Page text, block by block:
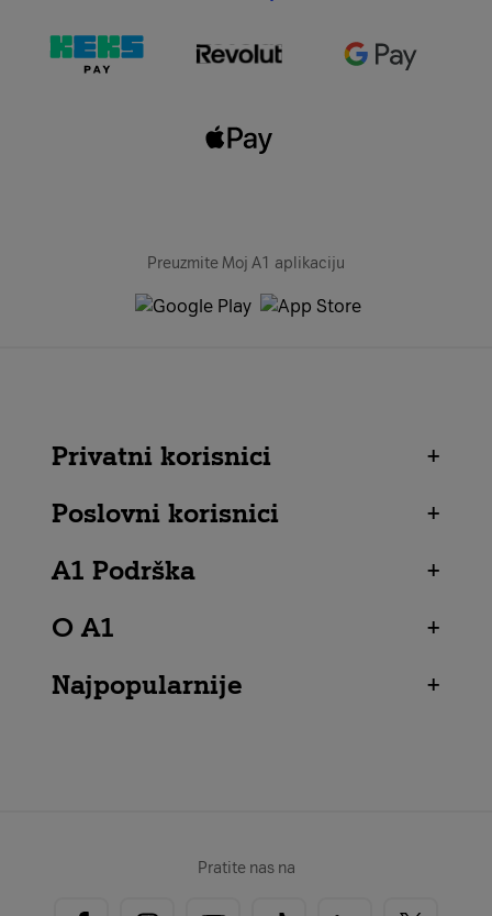
Preuzmite Moj A1 aplikaciju
Privatni korisnici
+
Poslovni korisnici
+
A1 Podrška
+
O A1
+
Najpopularnije
+
Pratite nas na